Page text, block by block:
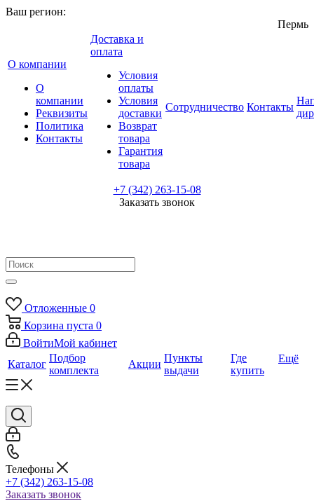
Ваш регион:
Пермь
О компании
О
компании
Реквизиты
Политика
Контакты
Доставка и
оплата
Условия
оплаты
Условия
доставки
Возврат
товара
Гарантия
товара
Сотрудничество Контакты
+7 (342) 263-15-08
Заказать звонок
Отложенные 0
Корзина пуста 0
ВойтиМой кабинет
Каталог
Подбор
комплекта
Акции
Пункты
выдачи
Где
купить
Ещё
Телефоны
+7 (342) 263-15-08
Заказать звонок